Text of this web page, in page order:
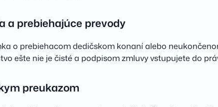
a prebiehajúce prevody
o prebiehacom dedičskom konaní alebo
ešte nie je čisté a podpisom zmluvy vstupujete do
preukazom